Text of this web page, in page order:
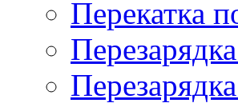
Перекатка